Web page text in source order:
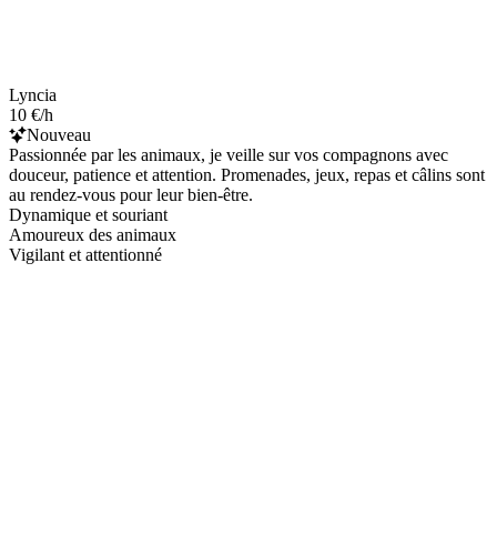
Lyncia
10 €/h
Nouveau
Passionnée par les animaux, je veille sur vos compagnons avec
douceur, patience et attention. Promenades, jeux, repas et câlins sont
au rendez-vous pour leur bien-être.
Dynamique et souriant
Amoureux des animaux
Vigilant et attentionné